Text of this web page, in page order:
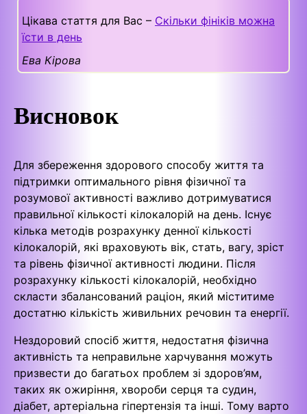
Цікава стаття для Вас – Скільки фініків можна
їсти в день
Ева Кірова
Висновок
Для збереження здорового способу життя та
підтримки оптимального рівня фізичної та
розумової активності важливо дотримуватися
правильної кількості кілокалорій на день. Існує
кілька методів розрахунку денної кількості
кілокалорій, які враховують вік, стать, вагу, зріст
та рівень фізичної активності людини. Після
розрахунку кількості кілокалорій, необхідно
скласти збалансований раціон, який міститиме
достатню кількість живильних речовин та енергії.
Нездоровий спосіб життя, недостатня фізична
активність та неправильне харчування можуть
призвести до багатьох проблем зі здоров’ям,
таких як ожиріння, хвороби серця та судин,
діабет, артеріальна гіпертензія та інші. Тому варто